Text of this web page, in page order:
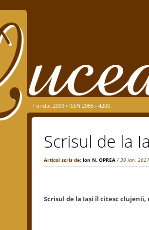
Fondat 2009 • ISSN 2065 - 4200
Scrisul de la
Articol scris de: Ion N. OPREA / 30 ian. 2021
Scrisul de la Iași îl citesc